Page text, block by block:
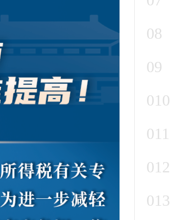
08
09
010
011
012
013